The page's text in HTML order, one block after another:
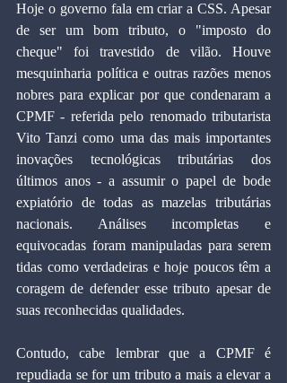
Hoje o governo fala em criar a CSS. Apesar
de ser um bom tributo, o "imposto do
cheque" foi travestido de vilão. Houve
mesquinharia política e outras razões menos
nobres para explicar por que condenaram a
CPMF - referida pelo renomado tributarista
Vito Tanzi como uma das mais importantes
inovações tecnológicas tributárias dos
últimos anos - a assumir o papel de bode
expiatório de todas as mazelas tributárias
nacionais. Análises incompletas e
equivocadas foram manipuladas para serem
tidas como verdadeiras e hoje poucos têm a
coragem de defender esse tributo apesar de
suas reconhecidas qualidades.
Contudo, cabe lembrar que a CPMF é
repudiada se for um tributo a mais a elevar a